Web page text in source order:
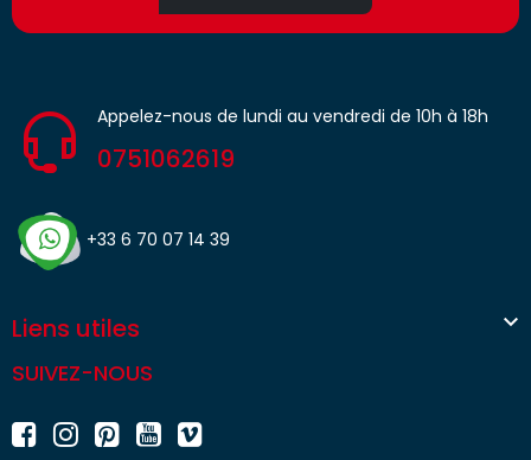
Appelez-nous de lundi au vendredi de 10h à 18h
0751062619
+33 6 70 07 14 39
Liens utiles 
SUIVEZ-NOUS